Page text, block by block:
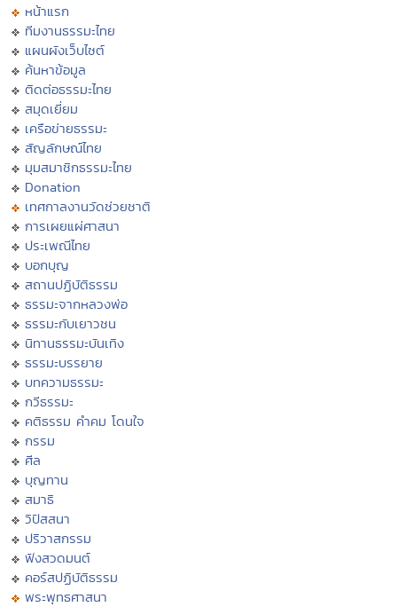
หน้าแรก
ทีมงานธรรมะไทย
แผนผังเว็บไซต์
ค้นหาข้อมูล
ติดต่อธรรมะไทย
สมุดเยี่ยม
เครือข่ายธรรมะ
สัญลักษณ์ไทย
มุมสมาชิกธรรมะไทย
Donation
เทศกาลงานวัดช่วยชาติ
การเผยแผ่ศาสนา
ประเพณีไทย
บอกบุญ
สถานปฏิบัติธรรม
ธรรมะจากหลวงพ่อ
ธรรมะกับเยาวชน
นิทานธรรมะบันเทิง
ธรรมะบรรยาย
บทความธรรมะ
กวีธรรมะ
คติธรรม คำคม โดนใจ
กรรม
ศีล
บุญทาน
สมาธิ
วิปัสสนา
ปริวาสกรรม
ฟังสวดมนต์
คอร์สปฏิบัติธรรม
พระพุทธศาสนา